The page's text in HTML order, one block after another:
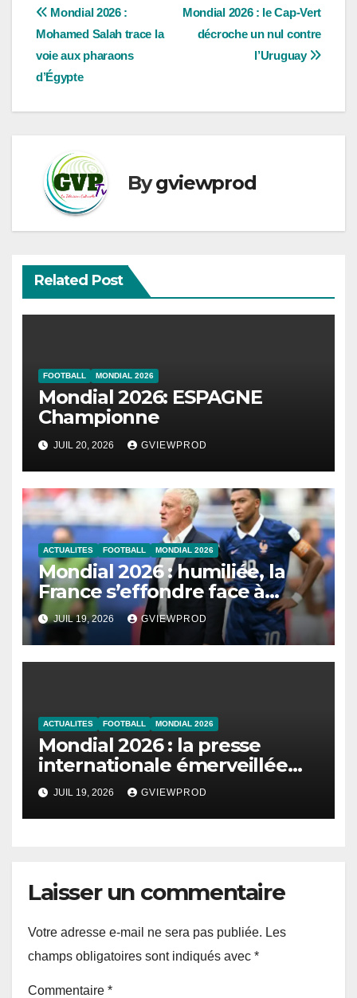
Navigation
de
l’article
Mondial 2026 : le Cap-Vert
décroche un nul contre
l’Uruguay
Mondial 2026 :
Mohamed Salah trace la
voie aux pharaons
d’Égypte
Bygviewprod
Related Post
FOOTBALL MONDIAL 2026
Mondial 2026: ESPAGNE
Championne
JUIL 20, 2026 GVIEWPROD
ACTUALITES FOOTBALL MONDIAL 2026
Mondial 2026 : humiliée, la
France s’effondre face à
l’Angleterre
JUIL 19, 2026 GVIEWPROD
ACTUALITES FOOTBALL MONDIAL 2026
Mondial 2026 : la presse
internationale émerveillée
par un duel de choc entre la
France et l’Angleterre
JUIL 19, 2026 GVIEWPROD
Laisser un commentaire
Votre adresse e-mail ne sera pas publiée. Les
champs obligatoires sont indiqués avec *
Commentaire *